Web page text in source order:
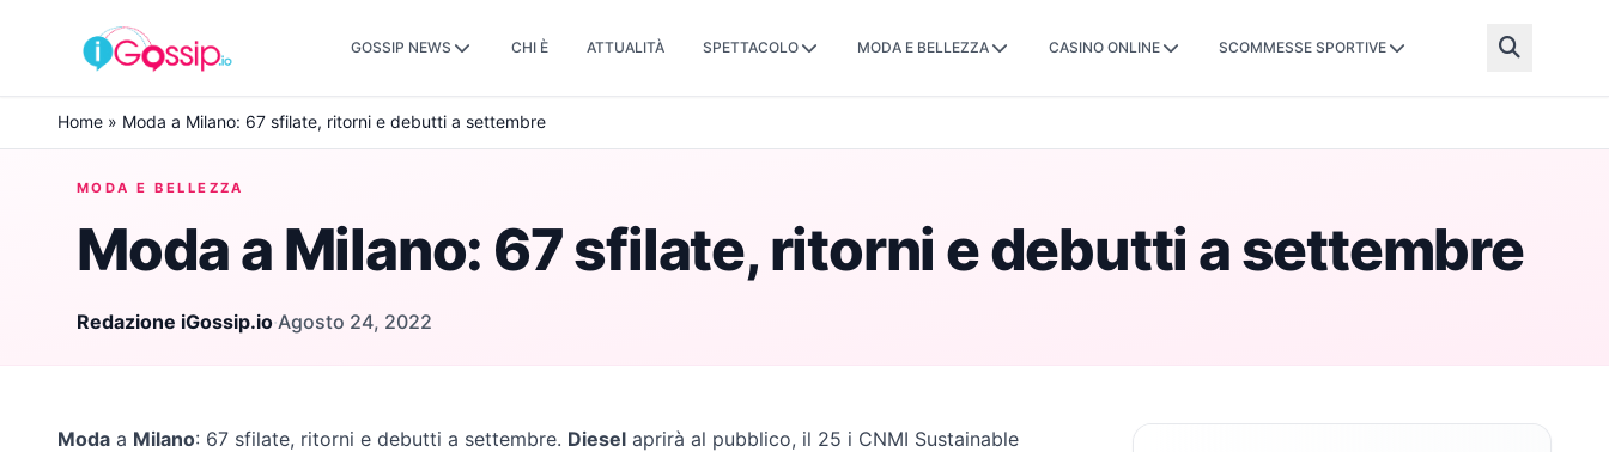
Skip to content
GOSSIP NEWS CHI È ATTUALITÀ SPETTACOLO MODA E BELLEZZA CASINO ONLINE SCOMMESSE SPORTIVE
Home » Moda a Milano: 67 sfilate, ritorni e debutti a settembre
MODA E BELLEZZA
Moda a Milano: 67 sfilate, ritorni e debutti a settembre
Redazione iGossip.io·Agosto 24, 2022
Moda a Milano: 67 sfilate, ritorni e debutti a settembre. Diesel aprirà al pubblico, il 25 i CNMI Sustainable